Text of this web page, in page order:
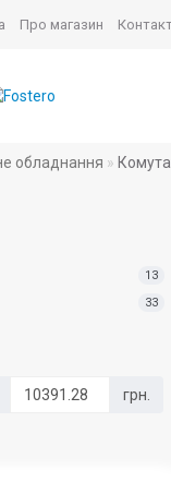
Про магазин
обладнання
13
33
грн.